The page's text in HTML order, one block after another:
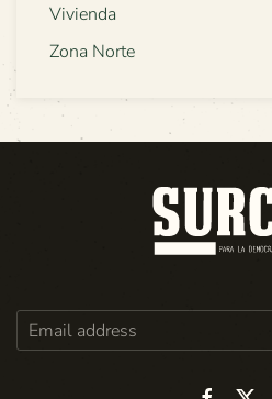
Vivienda
Zona Norte